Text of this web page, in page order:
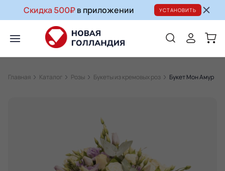
Скидка 500₽в приложении УСТАНОВИТЬ
Главная Каталог Розы Букеты из кремовых роз Букет Мон Амур